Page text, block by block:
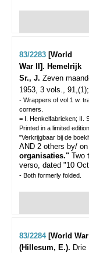
83/2283 [World
War II]. Hemelrijk
Sr., J. Zeven
1953, 3 vols.,
- Wrappers of vol.1 w.
corners.
= I. Henkelfabrieken; II.
Printed in a limited
"Verkrijgbaar bij de
AND 2 others by/
organisaties." Two
verso, dated "10
- Both formerly folded.
83/2284 [World
(Hillesum, E.). Drie